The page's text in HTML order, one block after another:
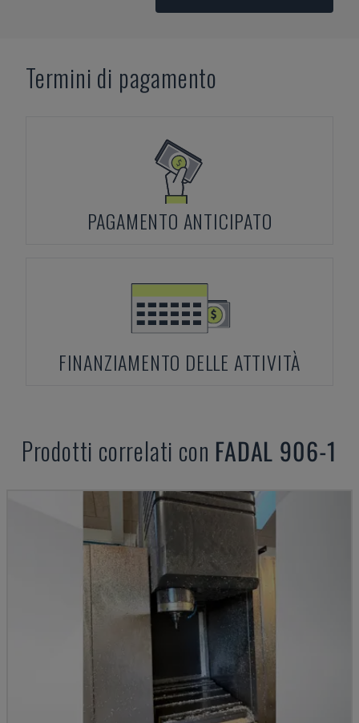
Termini di pagamento
PAGAMENTO ANTICIPATO
FINANZIAMENTO DELLE ATTIVITÀ
Prodotti correlati con FADAL 906-1